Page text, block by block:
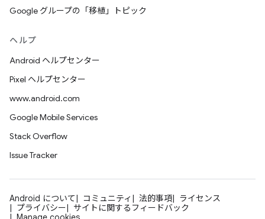
Google グループの「移植」トピック
ヘルプ
Android ヘルプセンター
Pixel ヘルプセンター
www.android.com
Google Mobile Services
Stack Overflow
Issue Tracker
Android について コミュニティ 法的事項
ライセンス
プライバシー
サイトに関するフィードバック